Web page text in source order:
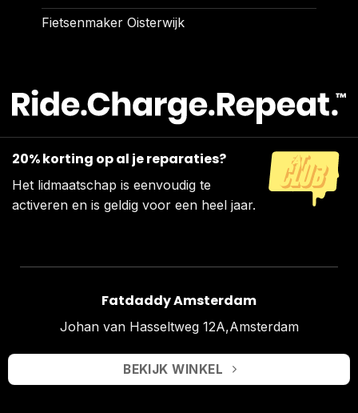
Fietsenmaker Oisterwijk
20% korting op al je reparaties?
Het lidmaatschap is eenvoudig te
activeren en is geldig voor een heel jaar.
Fatdaddy Amsterdam
Johan van Hasseltweg 12A,Amsterdam
BEKIJK WINKEL